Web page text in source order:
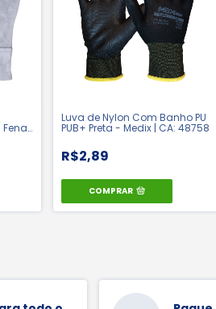
|
Luva de Nylon Com Banho PU
PUB+ Preta - Medix | CA: 48758
R$2,89
COMPRAR